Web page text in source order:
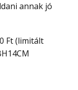
annak jó